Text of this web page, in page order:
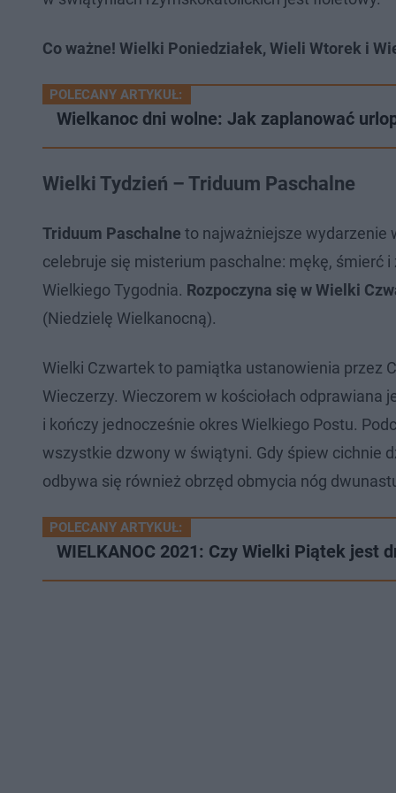
Co ważne! Wielki Poniedziałek, Wieli Wtorek i
POLECANY ARTYKUŁ:
Wielkanoc dni wolne: Jak zaplanować
Wielki Tydzień – Triduum Paschalne
Triduum Paschalne to najważniejsze wydarzenie
celebruje się misterium paschalne: mękę, śmierć
Wielkiego Tygodnia. Rozpoczyna się w Wielki
(Niedzielę Wielkanocną).
Wielki Czwartek to pamiątka ustanowienia przez
Wieczerzy. Wieczorem w kościołach odprawiana
i kończy jednocześnie okres Wielkiego Postu.
wszystkie dzwony w świątyni. Gdy śpiew cichnie
odbywa się również obrzęd obmycia nóg
POLECANY ARTYKUŁ:
WIELKANOC 2021: Czy Wielki Piątek jest